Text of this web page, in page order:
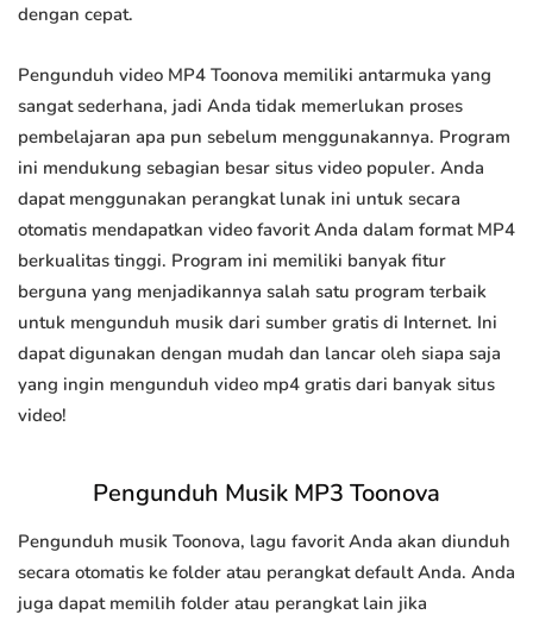
dengan cepat.
Pengunduh video MP4 Toonova memiliki antarmuka yang
sangat sederhana, jadi Anda tidak memerlukan proses
pembelajaran apa pun sebelum menggunakannya. Program
ini mendukung sebagian besar situs video populer. Anda
dapat menggunakan perangkat lunak ini untuk secara
otomatis mendapatkan video favorit Anda dalam format MP4
berkualitas tinggi. Program ini memiliki banyak fitur
berguna yang menjadikannya salah satu program terbaik
untuk mengunduh musik dari sumber gratis di Internet. Ini
dapat digunakan dengan mudah dan lancar oleh siapa saja
yang ingin mengunduh video mp4 gratis dari banyak situs
video!
Pengunduh Musik MP3 Toonova
Pengunduh musik Toonova, lagu favorit Anda akan diunduh
secara otomatis ke folder atau perangkat default Anda. Anda
juga dapat memilih folder atau perangkat lain jika